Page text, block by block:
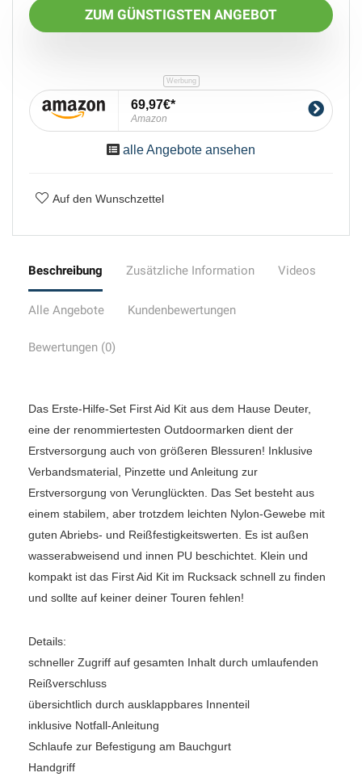
ZUM GÜNSTIGSTEN ANGEBOT
69,97€
Amazon
alle Angebote ansehen
Auf den Wunschzettel
Beschreibung Zusätzliche Information Videos
Alle Angebote Kundenbewertungen
Bewertungen (0)
Das Erste-Hilfe-Set First Aid Kit aus dem Hause Deuter,
eine der renommiertesten Outdoormarken dient der
Erstversorgung auch von größeren Blessuren! Inklusive
Verbandsmaterial, Pinzette und Anleitung zur
Erstversorgung von Verunglückten. Das Set besteht aus
einem stabilem, aber trotzdem leichten Nylon-Gewebe mit
guten Abriebs- und Reißfestigkeitswerten. Es ist außen
wasserabweisend und innen PU beschichtet. Klein und
kompakt ist das First Aid Kit im Rucksack schnell zu finden
und sollte auf keiner deiner Touren fehlen!
Details:
schneller Zugriff auf gesamten Inhalt durch umlaufenden
Reißverschluss
übersichtlich durch ausklappbares Innenteil
inklusive Notfall-Anleitung
Schlaufe zur Befestigung am Bauchgurt
Handgriff